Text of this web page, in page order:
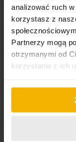
analizować ruch
korzystasz z
Partnerzy mogą
otrzymanymi od
korzystania z ich
Toyota
2023
34 800